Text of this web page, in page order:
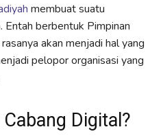
membuat suatu
Entah berbentuk Pimpinan
akan menjadi hal yang
pelopor organisasi yang
Digital?